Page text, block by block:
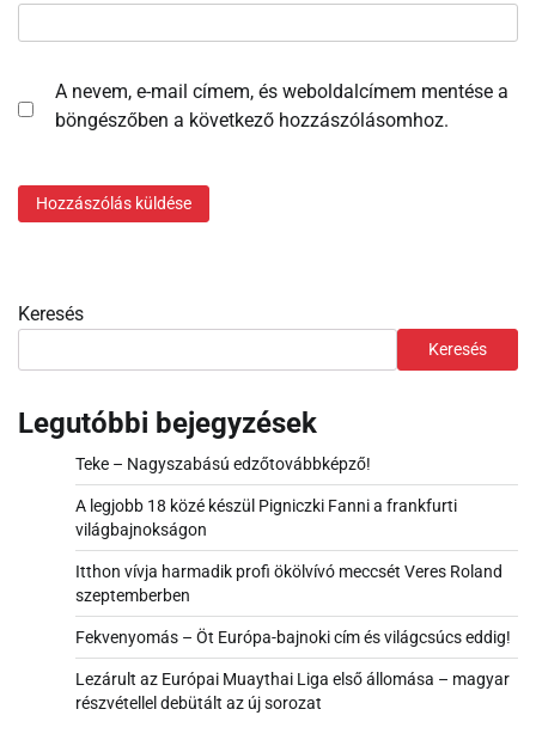
A nevem, e-mail címem, és weboldalcímem mentése a
böngészőben a következő hozzászólásomhoz.
Keresés
Keresés
Legutóbbi bejegyzések
Teke – Nagyszabású edzőtovábbképző!
A legjobb 18 közé készül Pigniczki Fanni a frankfurti
világbajnokságon
Itthon vívja harmadik profi ökölvívó meccsét Veres Roland
szeptemberben
Fekvenyomás – Öt Európa-bajnoki cím és világcsúcs eddig!
Lezárult az Európai Muaythai Liga első állomása – magyar
részvétellel debütált az új sorozat